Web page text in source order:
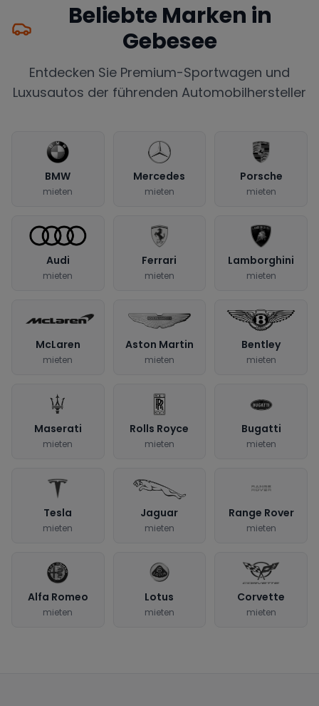
Beliebte Marken in
Gebesee
Entdecken Sie Premium-Sportwagen und
Luxusautos der führenden Automobilhersteller
BMW
mieten
Mercedes
mieten
Porsche
mieten
Audi
mieten
Ferrari
mieten
Lamborghini
mieten
McLaren
mieten
Aston Martin
mieten
Bentley
mieten
Maserati
mieten
Rolls Royce
mieten
Bugatti
mieten
Tesla
mieten
Jaguar
mieten
Range Rover
mieten
Alfa Romeo
mieten
Lotus
mieten
Corvette
mieten